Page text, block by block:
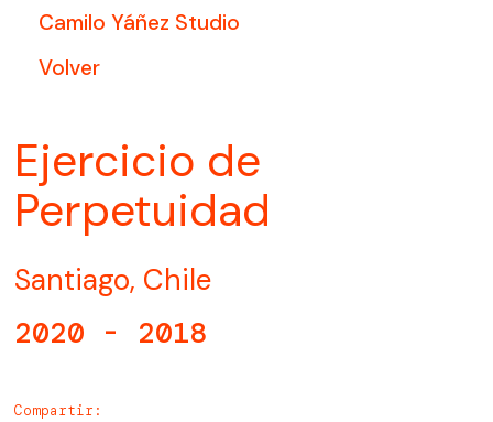
Camilo Yáñez Studio
Volver
Ejercicio de
Perpetuidad
Santiago, Chile
2020 - 2018
Compartir: